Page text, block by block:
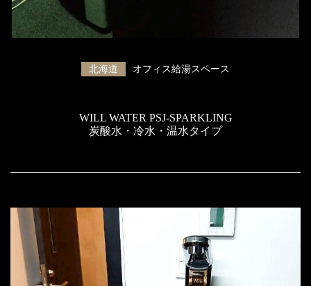
北海道 オフィス給湯スペース
WILL WATER PSJ-SPARKLING
炭酸水・冷水・温水タイプ